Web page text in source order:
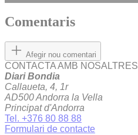
Comentaris
Afegir nou comentari
CONTACTA AMB NOSALTRES
Diari Bondia
Callaueta, 4, 1r
AD500 Andorra la Vella
Principat d'Andorra
Tel. +376 80 88 88
Formulari de contacte